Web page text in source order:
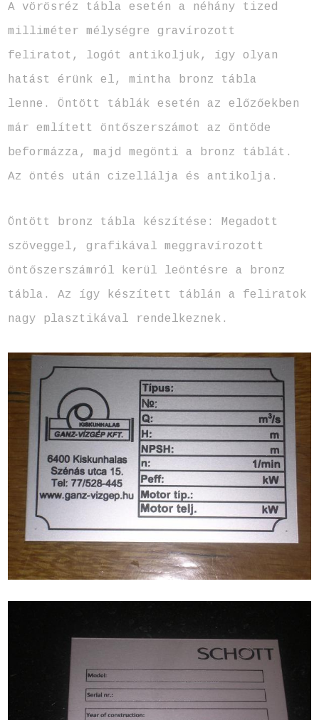
A vörösréz tábla esetén a néhány tized
milliméter mélységre gravírozott
feliratot, logót antikoljuk, így olyan
hatást érünk el, mintha bronz tábla
lenne. Öntött táblák esetén az előzőekben
már említett öntőszerszámot az öntöde
beformázza, majd megönti a bronz táblát.
Az öntés után cizellálja és antikolja.
Öntött bronz tábla készítése: Megadott
szöveggel, grafikával meggravírozott
öntőszerszámról kerül leöntésre a bronz
tábla. Az így készített táblán a feliratok
nagy plasztikával rendelkeznek.